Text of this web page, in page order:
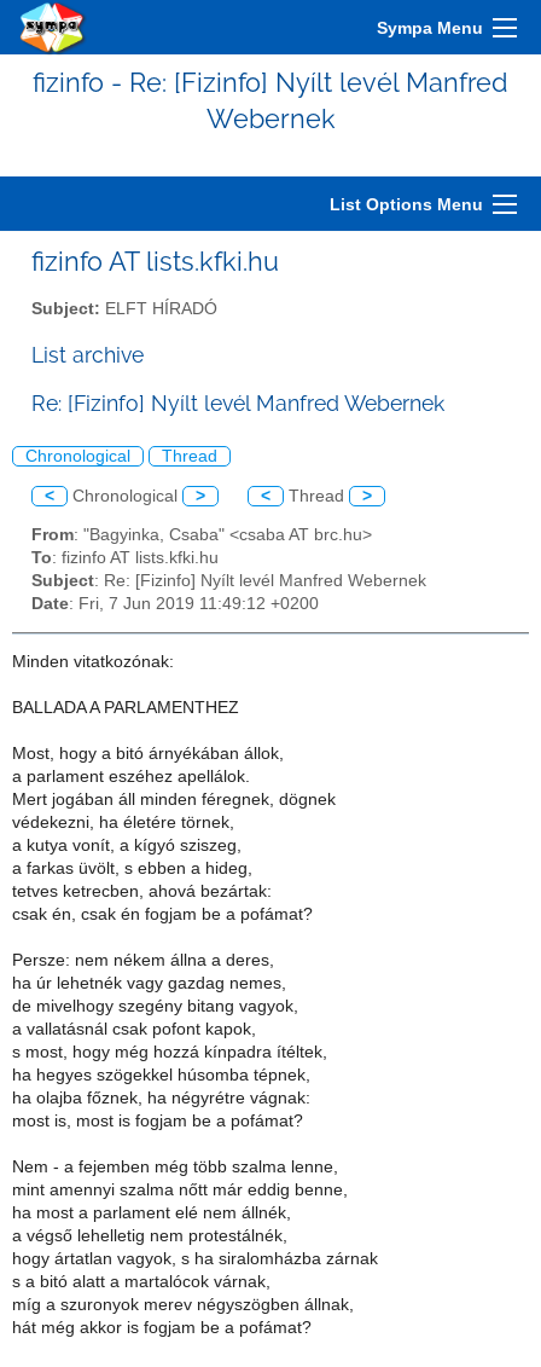
Sympa Menu
fizinfo - Re: [Fizinfo] Nyílt levél Manfred
Webernek
List Options Menu
fizinfo AT lists.kfki.hu
Subject: ELFT HÍRADÓ
List archive
Re: [Fizinfo] Nyílt levél Manfred Webernek
Chronological Thread
< Chronological > < Thread >
From: "Bagyinka, Csaba" <csaba AT brc.hu>
To: fizinfo AT lists.kfki.hu
Subject: Re: [Fizinfo] Nyílt levél Manfred Webernek
Date: Fri, 7 Jun 2019 11:49:12 +0200
Minden vitatkozónak:
BALLADA A PARLAMENTHEZ
Most, hogy a bitó árnyékában állok,
a parlament eszéhez apellálok.
Mert jogában áll minden féregnek, dögnek
védekezni, ha életére törnek,
a kutya vonít, a kígyó sziszeg,
a farkas üvölt, s ebben a hideg,
tetves ketrecben, ahová bezártak:
csak én, csak én fogjam be a pofámat?
Persze: nem nékem állna a deres,
ha úr lehetnék vagy gazdag nemes,
de mivelhogy szegény bitang vagyok,
a vallatásnál csak pofont kapok,
s most, hogy még hozzá kínpadra ítéltek,
ha hegyes szögekkel húsomba tépnek,
ha olajba főznek, ha négyrétre vágnak:
most is, most is fogjam be a pofámat?
Nem - a fejemben még több szalma lenne,
mint amennyi szalma nőtt már eddig benne,
ha most a parlament elé nem állnék,
a végső lehelletig nem protestálnék,
hogy ártatlan vagyok, s ha siralomházba zárnak
s a bitó alatt a martalócok várnak,
míg a szuronyok merev négyszögben állnak,
hát még akkor is fogjam be a pofámat?